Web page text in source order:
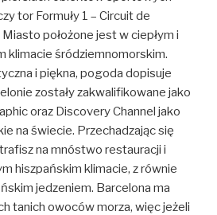
tor Formuły 1 – Circuit de
położone jest w ciepłym i
klimacie śródziemnomorskim.
i piękna, pogoda dopisuje
zostały zakwalifikowane jako
oraz Discovery Channel jako
na świecie. Przechadzając się
na mnóstwo restauracji i
hiszpańskim klimacie, z równie
jedzeniem. Barcelona ma
tanich owoców morza, więc jeżeli